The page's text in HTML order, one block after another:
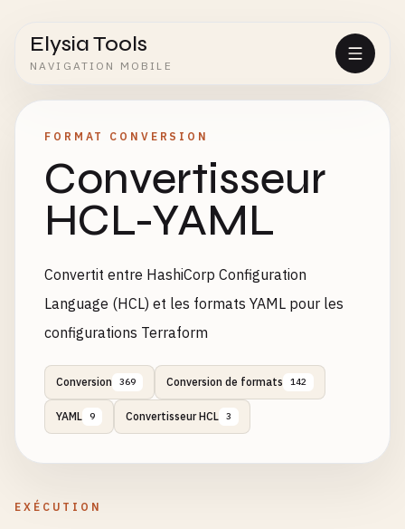
Elysia Tools
NAVIGATION MOBILE
FORMAT CONVERSION
Convertisseur
HCL-YAML
Convertit entre HashiCorp Configuration
Language (HCL) et les formats YAML pour les
configurations Terraform
Conversion 369 Conversion de formats 142
YAML 9 Convertisseur HCL 3
EXÉCUTION